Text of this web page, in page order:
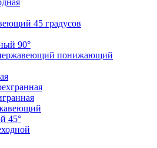
45 градусов
90°
понижающий
45°